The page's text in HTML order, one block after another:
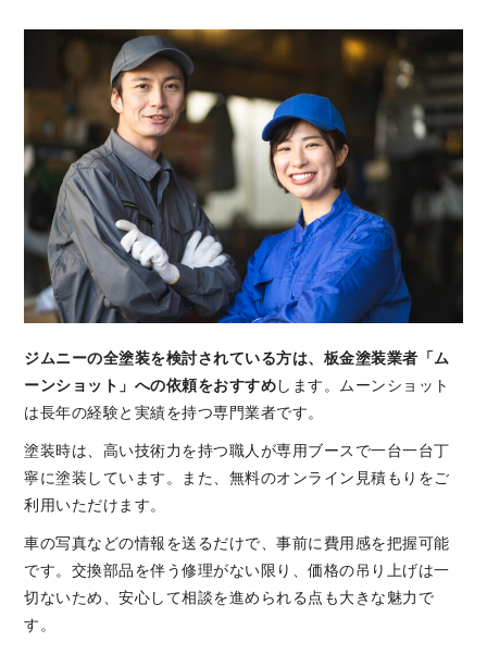
ジムニーの全塗装を検討されている方は、板金塗装業者「ム
ーンショット」への依頼をおすすめ します。ムーンショット
は長年の経験と実績を持つ専門業者です。
塗装時は、高い技術力を持つ職人が専用ブースで一台一台丁
寧に塗装しています。また、無料のオンライン見積もりをご
利用いただけます。
車の写真などの情報を送るだけで、事前に費用感を把握可能
です。交換部品を伴う修理がない限り、価格の吊り上げは一
切ないため、安心して相談を進められる点も大きな魅力で
す。